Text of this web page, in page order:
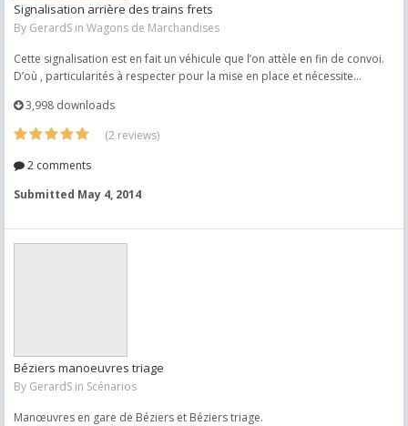
Signalisation arrière des trains frets
By GerardS in Wagons de Marchandises
Cette signalisation est en fait un véhicule que l’on attèle en fin de convoi.
D’où , particularités à respecter pour la mise en place et nécessite...
3,998 downloads
(2 reviews)
2 comments
Submitted May 4, 2014
Béziers manoeuvres triage
By GerardS in Scénarios
Manœuvres en gare de Béziers et Béziers triage.